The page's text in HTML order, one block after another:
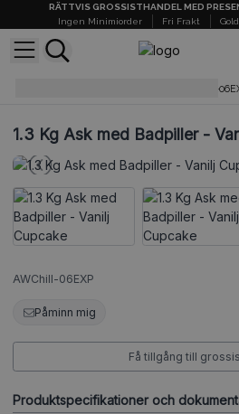
RÄTTVIS GROSSISTHANDEL MED
Ingen Minimiorder
Fri Frakt
AWChill-
1.3 Kg Ask med Badpiller -
AWChill-06EXP
Påminn mig
Få tillgång till
Produktspecifikationer och